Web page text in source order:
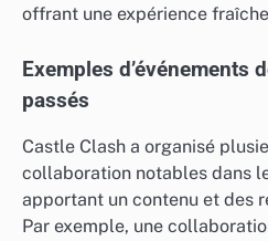
offrant une expérience
Exemples d’événements
passés
Castle Clash a organisé
collaboration notables dans
apportant un contenu et des
Par exemple, une